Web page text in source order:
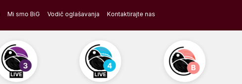
Mi smo BiG Vodič oglašavanja Kontaktirajte nas